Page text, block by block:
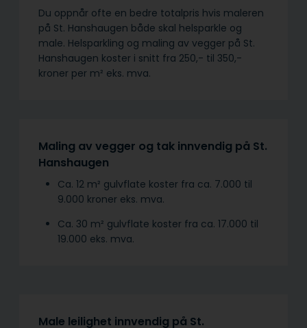
Du oppnår ofte en bedre totalpris hvis maleren
på St. Hanshaugen både skal helsparkle og
male. Helsparkling og maling av vegger på St.
Hanshaugen koster i snitt fra 250,- til 350,-
kroner per m² eks. mva.
Maling av vegger og tak innvendig på St.
Hanshaugen
Ca. 12 m² gulvflate koster fra ca. 7.000 til
9.000 kroner eks. mva.
Ca. 30 m² gulvflate koster fra ca. 17.000 til
19.000 eks. mva.
Male leilighet innvendig på St.